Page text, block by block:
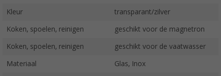
Kleur transparant/zilver
Koken, spoelen, reinigen geschikt voor de magnetron
Koken, spoelen, reinigen geschikt voor de vaatwasser
Materiaal Glas, Inox